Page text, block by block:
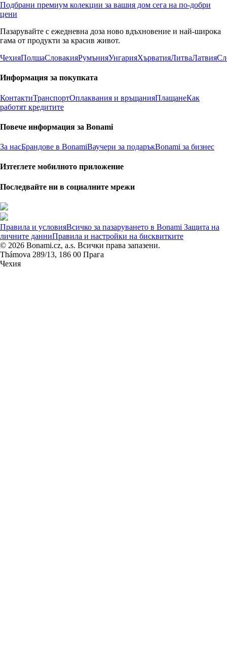
Подбрани премиум колекции за вашия дом сега на по-добри
цени
Пазарувайте с ежедневна доза ново вдъхновение и най-широка
гама от продукти за красив живот.
ЧехияПолшаСловакияРумънияУнгарияХърватияЛитваЛатвия
Информация за покупката
КонтактиТранспортОплаквания и връщанияПлащанеКак
работят кредитите
Повече информация за Bonami
За насБрандове в BonamiВаучери за подаръкBonami за бизнес
Изтеглете мобилното приложение
Последвайте ни в социалните мрежи
Правила и условияВсичко за пазаруването в Bonami Защита на
личните данниПравила и настройки на бисквитките
© 2026 Bonami.cz, a.s. Всички права запазени.
Thámova 289/13, 186 00 Прага
Чехия